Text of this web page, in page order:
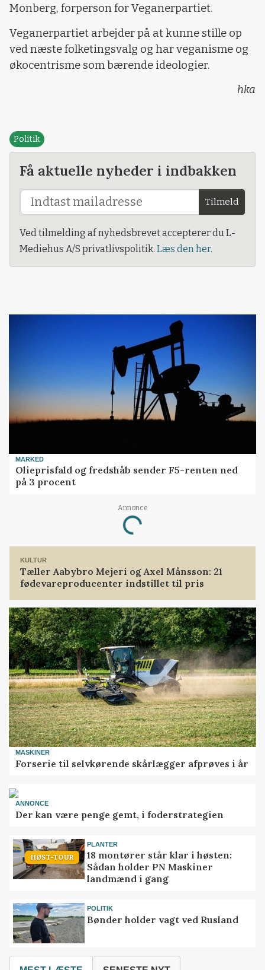
Monberg, forperson for Veganerpartiet.
Veganerpartiet arbejder på at kunne stille op
ved næste folketingsvalg og har veganisme og
økocentrisme som bærende ideologier.
hka
Politik
Få aktuelle nyheder i indbakken
Tilmeld
Ved tilmelding af nyhedsbrevet accepterer du L-
Mediehus A/S privatlivspolitik. Læs den her.
MARKED
Olieprisfald og fredshåb sender F5-renten ned
på 3 procent
Annonce
Loading...
KULTUR
Tæller Aabybro Mejeri og Axel Månsson: 21
fødevareproducenter indstillet til pris
MASKINER
Forserie til selvkørende skårlægger afprøves i år
ANNONCE
Der kan være penge gemt, i foderstrategien
HØST-TOUR
PLANTER
18 montører står klar i høsten:
Sådan holder PN Maskiner
landmænd i gang
POLITIK
Bønder holder vagt ved Rusland